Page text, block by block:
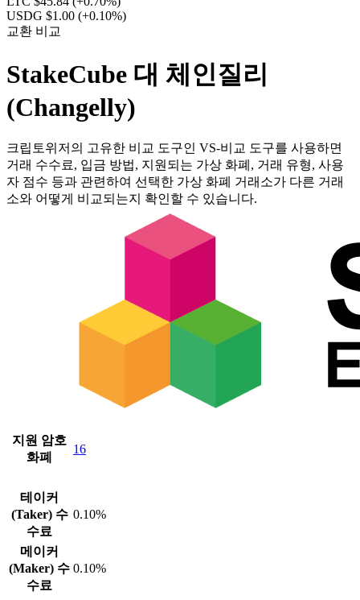
USDG $1.00 (+0.10%)
교환 비교
StakeCube 대 체인질리
(Changelly)
크립토위저의 고유한 비교 도구인 VS-비교 도구를 사용하면
거래 수수료, 입금 방법, 지원되는 가상 화폐, 거래 유형, 사용
자 점수 등과 관련하여 선택한 가상 화폐 거래소가 다른 거래
소와 어떻게 비교되는지 확인할 수 있습니다.
지원 암호
화폐
16
테이커
(Taker) 수
수료
0.10%
메이커
(Maker) 수
수료
0.10%